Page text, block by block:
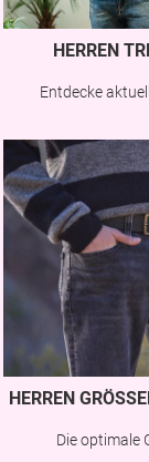
HERREN
Entdecke
HERREN
Die optimale